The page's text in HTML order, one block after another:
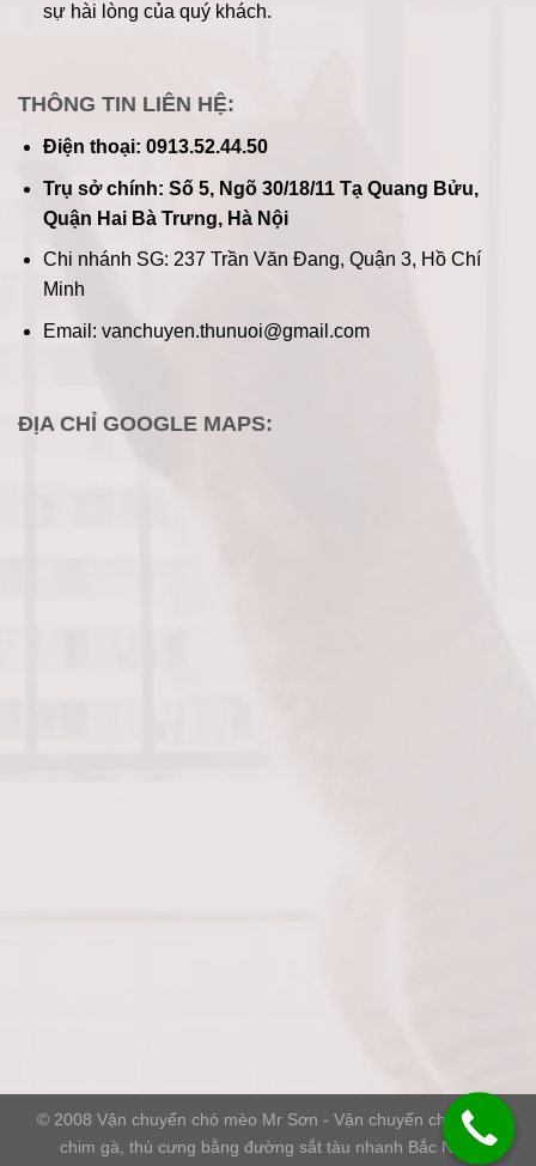
sự hài lòng của quý khách.
THÔNG TIN LIÊN HỆ:
Điện thoại: 0913.52.44.50
Trụ sở chính: Số 5, Ngõ 30/18/11 Tạ Quang Bửu,
Quận Hai Bà Trưng, Hà Nội
Chi nhánh SG: 237 Trần Văn Đang, Quận 3, Hồ Chí
Minh
Email: vanchuyen.thunuoi@gmail.com
ĐỊA CHỈ GOOGLE MAPS:
© 2008 Vận chuyển chó mèo Mr Sơn - Vận chuyển chó mèo,
chim gà, thú cưng bằng đường sắt tàu nhanh Bắc Nam